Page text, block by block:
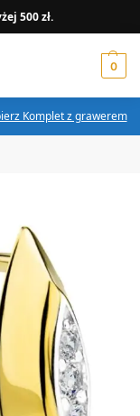
500 zł.
0
Komplet z grawerem